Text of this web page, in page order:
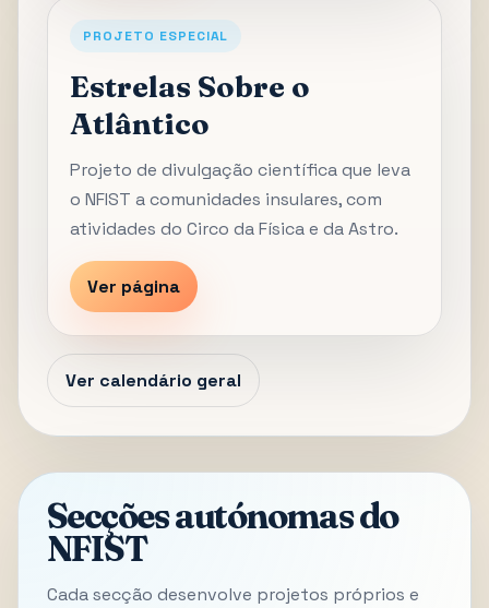
PROJETO ESPECIAL
Estrelas Sobre o
Atlântico
Projeto de divulgação científica que leva
o NFIST a comunidades insulares, com
atividades do Circo da Física e da Astro.
Ver página
Ver calendário geral
Secções autónomas do
NFIST
Cada secção desenvolve projetos próprios e